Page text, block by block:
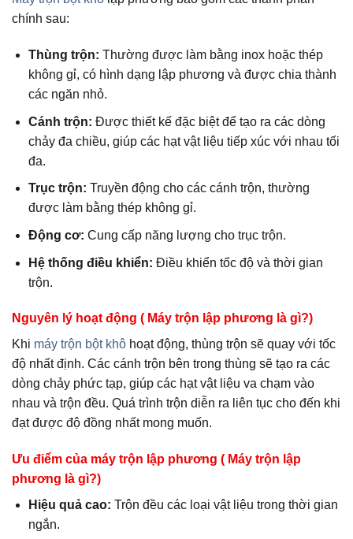
chính sau:
Thùng trộn: Thường được làm bằng inox hoặc thép
không gỉ, có hình dạng lập phương và được chia thành
các ngăn nhỏ.
Cánh trộn: Được thiết kế đặc biệt để tạo ra các dòng
chảy đa chiều, giúp các hạt vật liệu tiếp xúc với nhau tối
đa.
Trục trộn: Truyền động cho các cánh trộn, thường
được làm bằng thép không gỉ.
Động cơ: Cung cấp năng lượng cho trục trộn.
Hệ thống điều khiển: Điều khiển tốc độ và thời gian
trộn.
Nguyên lý hoạt động ( Máy trộn lập phương là gì?)
Khi máy trộn bột khô hoạt động, thùng trộn sẽ quay với tốc
độ nhất định. Các cánh trộn bên trong thùng sẽ tạo ra các
dòng chảy phức tạp, giúp các hạt vật liệu va chạm vào
nhau và trộn đều. Quá trình trộn diễn ra liên tục cho đến khi
đạt được độ đồng nhất mong muốn.
Ưu điểm của máy trộn lập phương ( Máy trộn lập
phương là gì?)
Hiệu quả cao: Trộn đều các loại vật liệu trong thời gian
ngắn.